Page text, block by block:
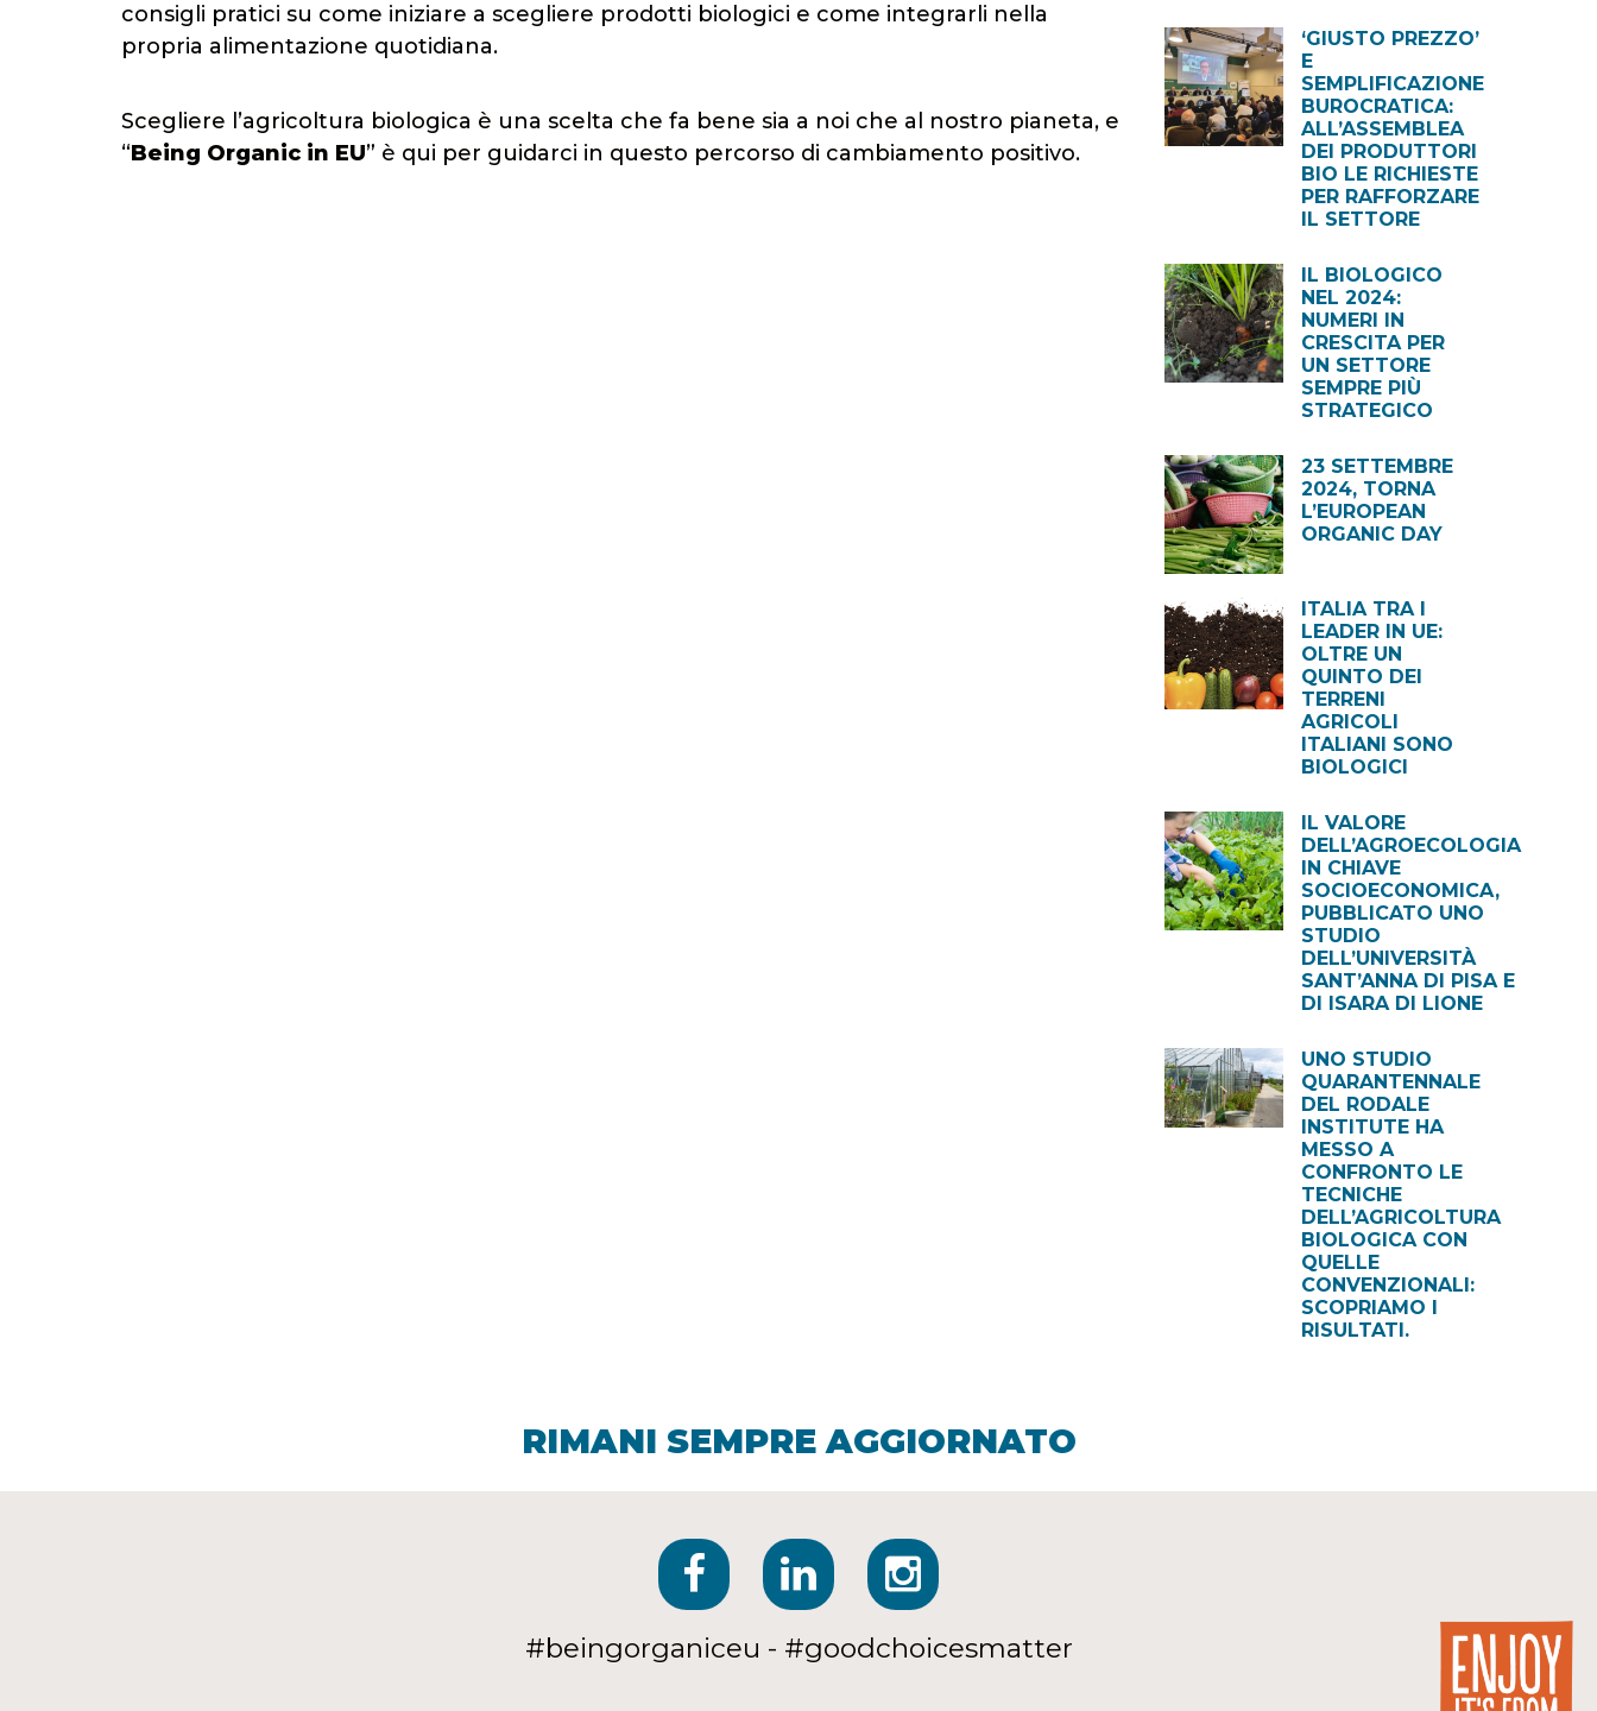
consigli pratici su come iniziare a scegliere prodotti biologici e come integrarli nella
propria alimentazione quotidiana.
Scegliere l’agricoltura biologica è una scelta che fa bene sia a noi che al nostro pianeta, e
“Being Organic in EU” è qui per guidarci in questo percorso di cambiamento positivo.
‘GIUSTO PREZZO’
E
SEMPLIFICAZIONE
BUROCRATICA:
ALL’ASSEMBLEA
DEI PRODUTTORI
BIO LE RICHIESTE
PER RAFFORZARE
IL SETTORE
IL BIOLOGICO
NEL 2024:
NUMERI IN
CRESCITA PER
UN SETTORE
SEMPRE PIÙ
STRATEGICO
23 SETTEMBRE
2024, TORNA
L’EUROPEAN
ORGANIC DAY
ITALIA TRA I
LEADER IN UE:
OLTRE UN
QUINTO DEI
TERRENI
AGRICOLI
ITALIANI SONO
BIOLOGICI
IL VALORE
DELL’AGROECOLOGIA
IN CHIAVE
SOCIOECONOMICA,
PUBBLICATO UNO
STUDIO
DELL’UNIVERSITÀ
SANT’ANNA DI PISA E
DI ISARA DI LIONE
UNO STUDIO
QUARANTENNALE
DEL RODALE
INSTITUTE HA
MESSO A
CONFRONTO LE
TECNICHE
DELL’AGRICOLTURA
BIOLOGICA CON
QUELLE
CONVENZIONALI:
SCOPRIAMO I
RISULTATI.
RIMANI SEMPRE AGGIORNATO
#beingorganiceu - #goodchoicesmatter